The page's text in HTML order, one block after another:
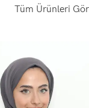
Tüm Ürünleri Gör